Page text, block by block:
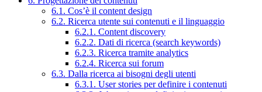
6.1. Cos’è il content design
6.2. Ricerca utente sui contenuti e il linguaggio
6.2.1. Content discovery
6.2.2. Dati di ricerca (search keywords)
6.2.3. Ricerca tramite analytics
6.2.4. Ricerca sui forum
6.3. Dalla ricerca ai bisogni degli utenti
6.3.1. User stories per definire i contenuti